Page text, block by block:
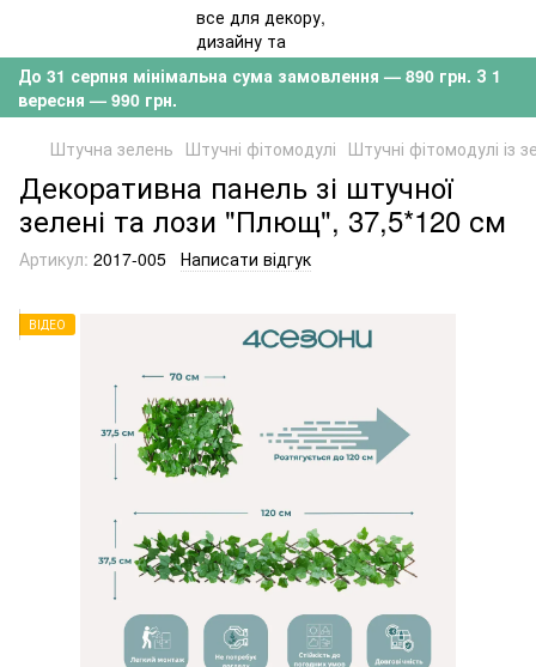
До 31 серпня мінімальна сума замовлення — 890 грн. З 1
вересня — 990 грн.
Штучна зелень Штучні фітомодулі Штучні фітомодулі із
Декоративна панель зі штучної
зелені та лози "Плющ", 37,5*120 см
Артикул: 2017-005 Написати відгук
ВІДЕО